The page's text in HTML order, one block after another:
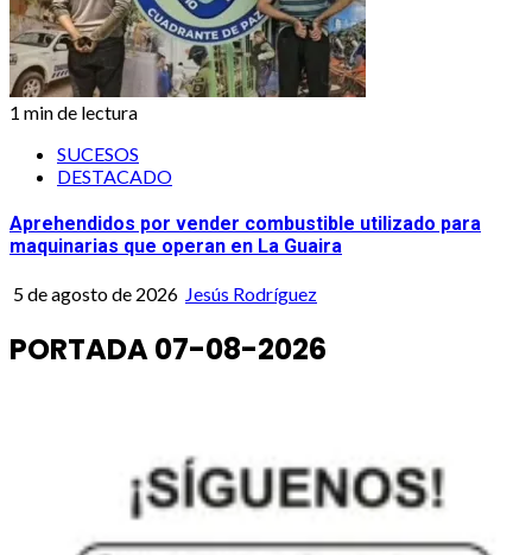
1 min de lectura
SUCESOS
DESTACADO
Aprehendidos por vender combustible utilizado para
maquinarias que operan en La Guaira
5 de agosto de 2026 Jesús Rodríguez
PORTADA 07-08-2026